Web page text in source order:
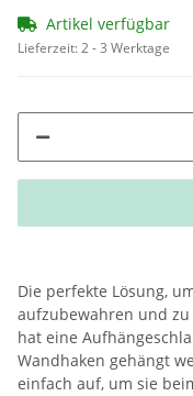
Artikel verfügbar
Lieferzeit:2 - 3 Werktage
Die perfekte Lösung,
aufzubewahren und
hat eine
Wandhaken gehängt
einfach auf, um sie